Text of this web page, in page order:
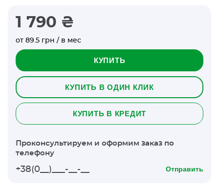
1 790 ₴
от 89.5 грн / в мес
КУПИТЬ В ОДИН КЛИК
КУПИТЬ
КУПИТЬ В КРЕДИТ
Проконсультируем и оформим заказ по
телефону
Отправить